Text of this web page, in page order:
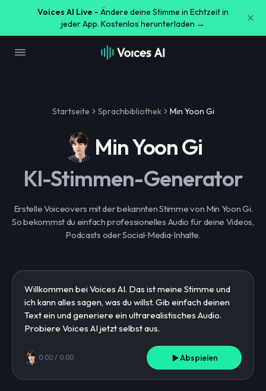
Voices AI Live - Ändere deine Stimme in Echtzeit in
jeder App. Kostenlos herunterladen →
Startseite Sprachbibliothek Min Yoon Gi
Min Yoon Gi
KI-Stimmen-Generator
Erstelle Voiceovers mit der bekannten Stimme von Min Yoon Gi.
So bekommst du einfach professionelles Audio für deine Videos,
Podcasts oder Social‑Media‑Inhalte.
0:00 / 0:00 Abspielen